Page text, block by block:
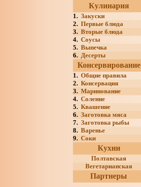
Кулинария
1. Закуски
2. Первые блюда
3. Вторые блюда
4. Соусы
5. Выпечка
6. Десерты
Консервирование
1. Общие правила
2. Консервация
3. Маринование
4. Соление
5. Квашение
6. Заготовка мяса
7. Заготовка рыбы
8. Варенье
9. Соки
Кухни
Полтавская
Вегетарианская
Партнеры